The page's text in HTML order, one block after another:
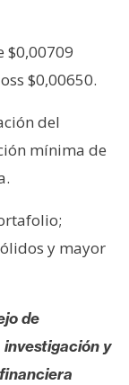
$0,00709
$0,00650.
del
mínima de
y mayor
de
investigación y